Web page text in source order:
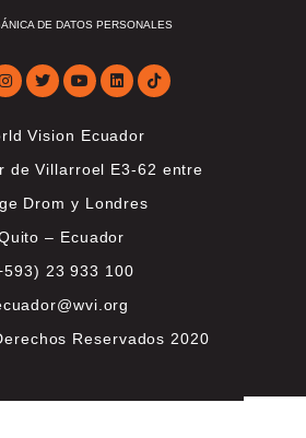
DE DATOS PERSONALES
Vision Ecuador
de Villarroel E3-62 entre
Drom y Londres
– Ecuador
23 933 100
Reservados 2020